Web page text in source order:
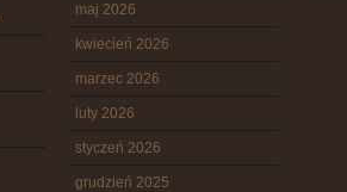
maj 2026
kwiecień 2026
marzec 2026
luty 2026
styczeń 2026
grudzień 2025